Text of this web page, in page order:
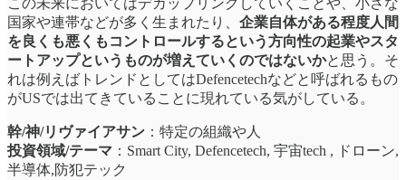
この未来においてはデカップリングしていくことや、小さな
国家や連帯などが多く生まれたり、 企業自体がある程度人間
を良くも悪くもコントロールするという方向性の起業やスタ
ートアップというものが増えていくのではないかと思う。そ
れは例えばトレンドとしてはDefencetechなどと呼ばれるもの
がUSでは出てきていることに現れている気がしている。
幹/神/リヴァイアサン ：特定の組織や人
投資領域/テーマ ：Smart City, Defencetech, 宇宙tech , ドローン,
半導体,防犯テック